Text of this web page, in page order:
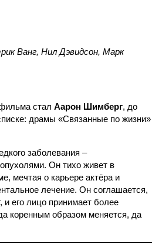
Ванг, Нил Дэвидсон, Марк
стал Аарон Шимберг, до
драмы «Связанные по жизни»
заболевания –
Он тихо живет в
мечтая о карьере актёра и
лечение. Он соглашается,
и его лицо принимает более
коренным образом меняется, да